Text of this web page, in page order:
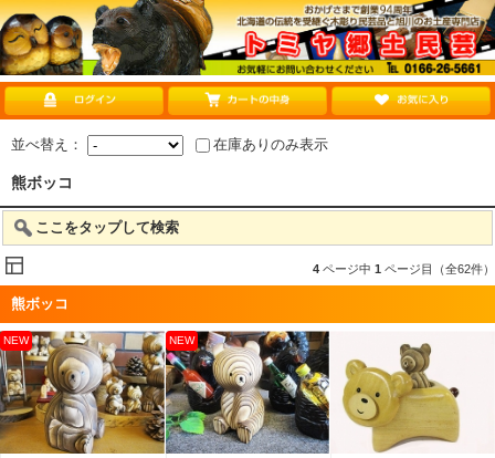
並べ替え： 在庫ありのみ表示
熊ボッコ
ここをタップして検索
4 ページ中 1 ページ目（全62件）
熊ボッコ